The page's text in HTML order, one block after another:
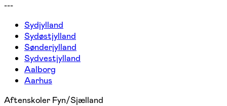
---
Sydjylland
Sydøstjylland
Sønderjylland
Sydvestjylland
Aalborg
Aarhus
Aftenskoler Fyn/Sjælland